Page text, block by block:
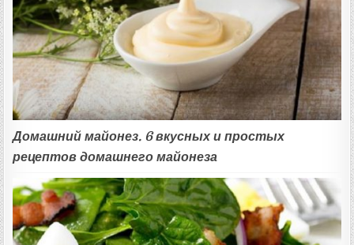
Домашний майонез. 6 вкусных и простых
рецептов домашнего майонеза